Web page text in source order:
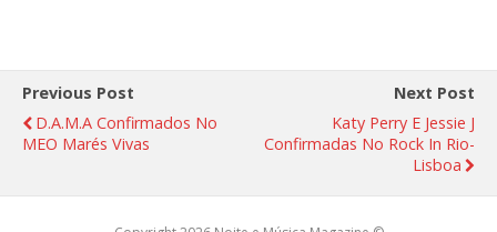
Previous Post
D.A.M.A Confirmados No
MEO Marés Vivas
Next Post
Katy Perry E Jessie J
Confirmadas No Rock In Rio-
Lisboa